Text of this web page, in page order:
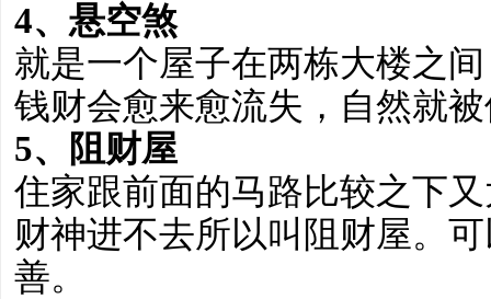
4、悬空煞
就是一个屋子在两栋大楼之
钱财会愈来愈流失，自然就
5、阻财屋
住家跟前面的马路比较之下
财神进不去所以叫阻财屋。
善。